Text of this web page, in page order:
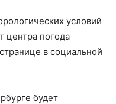
условий
центра погода
в социальной
будет